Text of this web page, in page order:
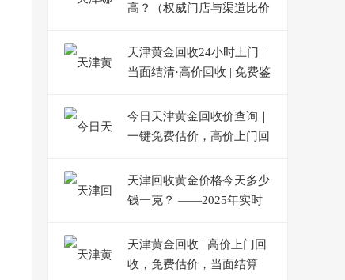
高？（权威门店与渠道比价
天津黄金回收24小时上门 |
当面结清·高价回收 | 免费鉴
今日天津黄金回收价查询｜
一键免费估价，高价上门回
天津回收黄金价格今天多少
钱一克？ ——2025年实时
天津黄金回收 | 高价上门回
收，免费估价，当面结算